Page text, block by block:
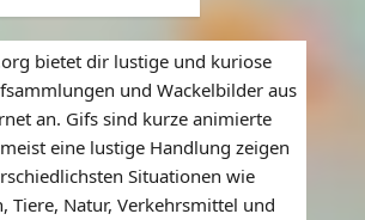
bietet dir lustige und kuriose
und Wackelbilder aus
an. Gifs sind kurze animierte
eine lustige Handlung zeigen
Situationen wie
Tiere, Natur, Verkehrsmittel und